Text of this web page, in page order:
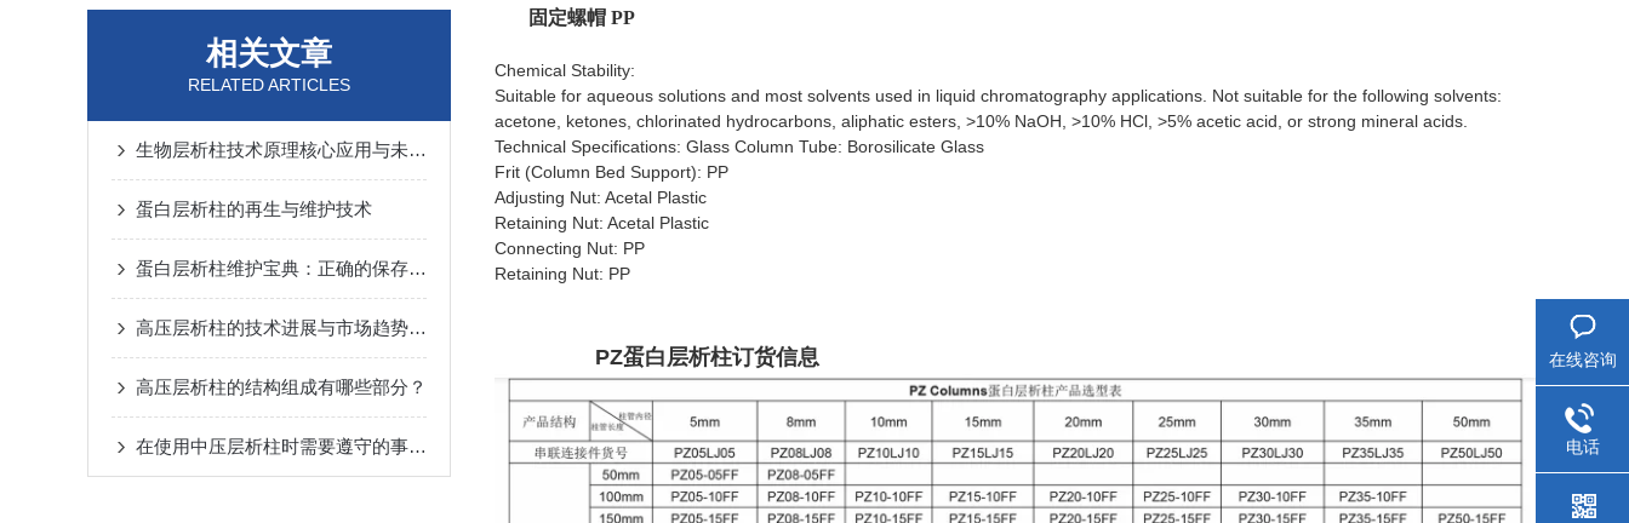
相关文章
RELATED ARTICLES
生物层析柱技术原理核心应用与未来发展趋势深度解析
蛋白层析柱的再生与维护技术
蛋白层析柱维护宝典：正确的保存方法与避免柱床干涸的关键要点
高压层析柱的技术进展与市场趋势分析
高压层析柱的结构组成有哪些部分？
在使用中压层析柱时需要遵守的事项分享
固定螺帽 PP
Chemical Stability:
Suitable for aqueous solutions and most solvents used in liquid chromatography applications. Not suitable for the following solvents:
acetone, ketones, chlorinated hydrocarbons, aliphatic esters, >10% NaOH, >10% HCl, >5% acetic acid, or strong mineral acids.
Technical Specifications: Glass Column Tube: Borosilicate Glass
Frit (Column Bed Support): PP
Adjusting Nut: Acetal Plastic
Retaining Nut: Acetal Plastic
Connecting Nut: PP
Retaining Nut: PP
PZ蛋白层析柱订货信息 在线咨询
电话